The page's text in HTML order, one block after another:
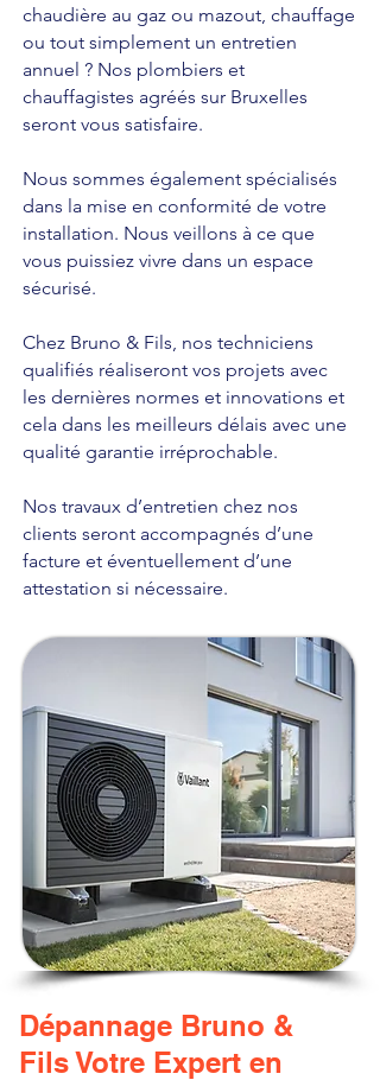
chaudière au gaz ou mazout, chauffage
ou tout simplement un entretien
annuel ? Nos plombiers et
chauffagistes agréés sur Bruxelles
seront vous satisfaire.
Nous sommes également spécialisés
dans la mise en conformité de votre
installation. Nous veillons à ce que
vous puissiez vivre dans un espace
sécurisé.
Chez Bruno & Fils, nos techniciens
qualifiés réaliseront vos projets avec
les dernières normes et innovations et
cela dans les meilleurs délais avec une
qualité garantie irréprochable.
Nos travaux d’entretien chez nos
clients seront accompagnés d’une
facture et éventuellement d’une
attestation si nécessaire.
Dépannage Bruno &
Fils Votre Expert en